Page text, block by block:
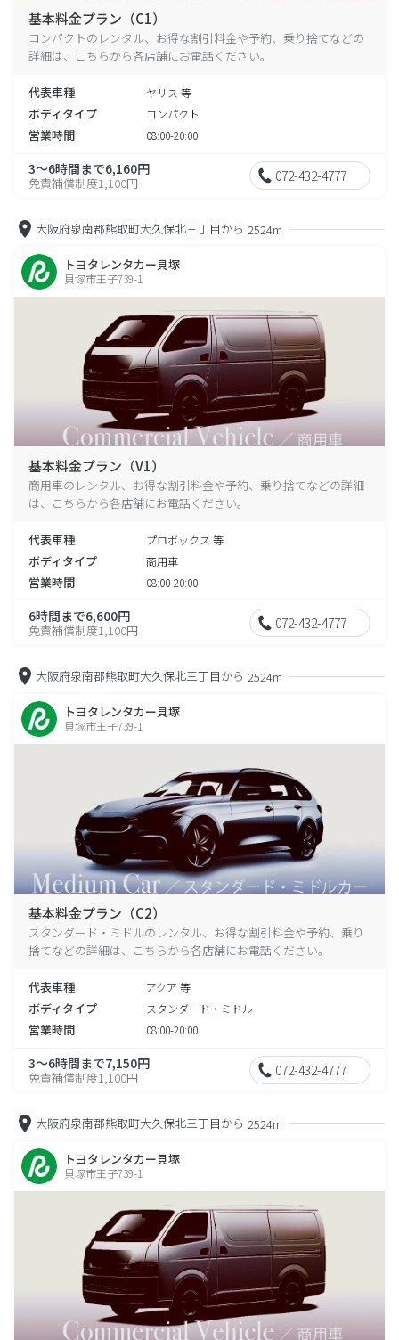
基本料金プラン（C1）
コンパクトのレンタル、お得な割引料金や予約、乗り捨てなどの
詳細は、こちらから各店舗にお電話ください。
代表車種 ヤリス 等
ボディタイプ コンパクト
営業時間 08:00-20:00
3～6時間まで6,160円
免責補償制度1,100円 072-432-4777
大阪府泉南郡熊取町大久保北三丁目から 2524m
トヨタレンタカー貝塚
貝塚市王子739-1
基本料金プラン（V1）
商用車のレンタル、お得な割引料金や予約、乗り捨てなどの詳細
は、こちらから各店舗にお電話ください。
代表車種 プロボックス 等
ボディタイプ 商用車
営業時間 08:00-20:00
6時間まで6,600円
免責補償制度1,100円 072-432-4777
大阪府泉南郡熊取町大久保北三丁目から 2524m
トヨタレンタカー貝塚
貝塚市王子739-1
基本料金プラン（C2）
スタンダード・ミドルのレンタル、お得な割引料金や予約、乗り
捨てなどの詳細は、こちらから各店舗にお電話ください。
代表車種 アクア 等
ボディタイプ スタンダード・ミドル
営業時間 08:00-20:00
3～6時間まで7,150円
免責補償制度1,100円 072-432-4777
大阪府泉南郡熊取町大久保北三丁目から 2524m
トヨタレンタカー貝塚
貝塚市王子739-1